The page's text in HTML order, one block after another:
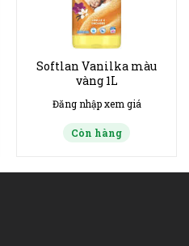
Softlan Vanilka màu
vàng 1L
Đăng nhập xem giá
Còn hàng